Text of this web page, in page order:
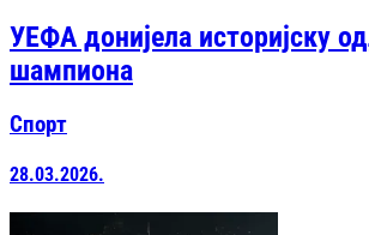
УЕФА донијела историјску
шампиона
Спорт
28.03.2026.